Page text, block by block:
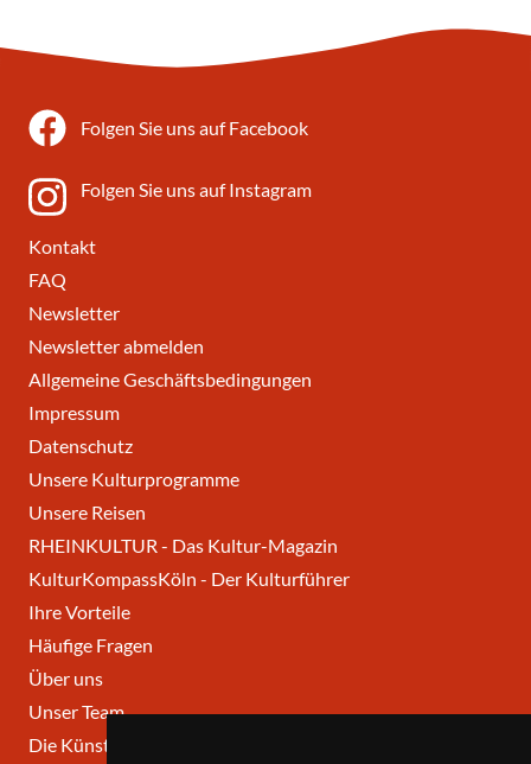
Folgen Sie uns auf Facebook
Folgen Sie uns auf Instagram
Kontakt
FAQ
Newsletter
Newsletter abmelden
Allgemeine Geschäftsbedingungen
Impressum
Datenschutz
Unsere Kulturprogramme
Unsere Reisen
RHEINKULTUR - Das Kultur-Magazin
KulturKompassKöln - Der Kulturführer
Ihre Vorteile
Häufige Fragen
Über uns
Unser Team
Die Künstlerischen Beiräte